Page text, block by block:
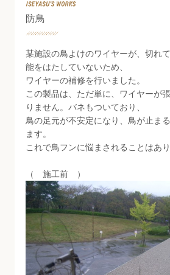
防鳥
某施設の鳥よけのワイヤーが、切れ
能をはたしていないため、
ワイヤーの補修を行いました。
この製品は、ただ単に、ワイヤーが
りません。バネもついており、
鳥の足元が不安定になり、鳥が止ま
ます。
これで鳥フンに悩まされることはあ
（ 施工前 ）